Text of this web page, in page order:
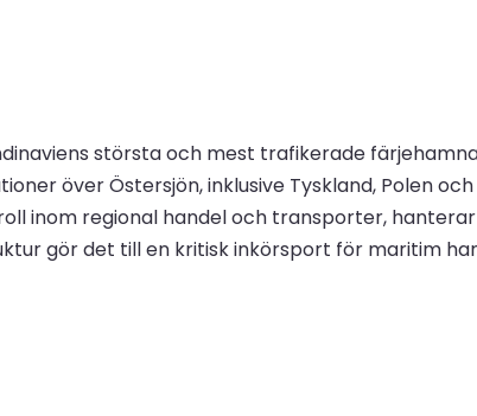
största och mest trafikerade
över Östersjön, inklusive Tyskland, Polen
inom regional handel och transporter,
gör det till en kritisk inkörsport för maritim